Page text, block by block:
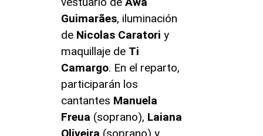
Guimarães, iluminación
de Nicolas Caratori y
maquillaje de Ti
Camargo. En el reparto,
participarán los
cantantes Manuela
Freua (soprano), Laiana